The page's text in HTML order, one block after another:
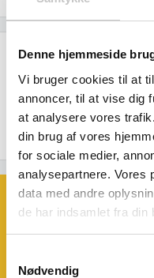
Denne hjemmeside
Vi bruger cookies til at
annoncer, til at vise dig
at analysere vores
din brug af vores
for sociale medier,
analysepartnere. Vores
data med andre
de har indsamlet fra din
Nødvendig
Beskrivelse
Skriveplade i bøgetræ -
Book
vores